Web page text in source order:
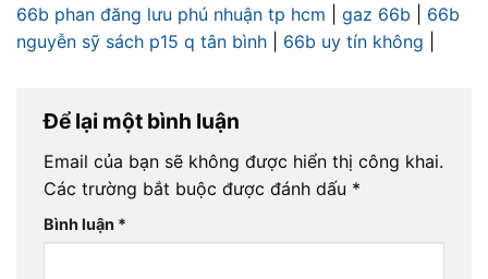
66b phan đăng lưu phú nhuận tp hcm
gaz 66b
66b
nguyễn sỹ sách p15 q tân bình
66b uy tín không
Để lại một bình luận
Email của bạn sẽ không được hiển thị công khai.
Các trường bắt buộc được đánh dấu *
Bình luận *